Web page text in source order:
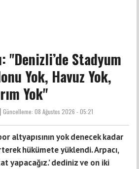
"Denizli’de Stadyum
Yok, Havuz Yok,
Yok"
Güncelleme: 08 Ağustos 2026 - 05:21
altyapısının yok denecek kadar
hükümete yüklendi. Arpacı,
yapacağız.’ dediniz ve on iki